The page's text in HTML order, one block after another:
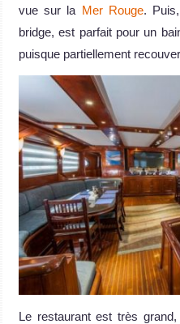
vue sur la Mer Rouge.
bridge, est parfait pour un
puisque partiellement
Le restaurant est très grand,